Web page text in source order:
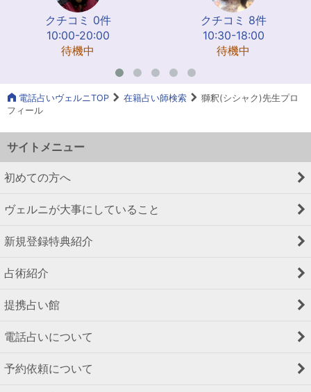
クチコミ 0件
10:00-20:00
待機中
クチコミ 8件
10:30-18:00
待機中
電話占いヴェルニTOP 在籍占い師検索
獅釈(シシャク)先生プロ
フィール
サイトメニュー
初めての方へ
ヴェルニが大事にしていること
新規登録特典紹介
占術紹介
提携占い館
電話占いについて
予約依頼について